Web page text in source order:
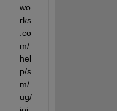
wo
rks
.co
m/
hel
p/s
m/
ug/